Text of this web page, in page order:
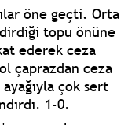
öne geçti. Orta
topu önüne
ederek ceza
çaprazdan ceza
ayağıyla çok sert
1-0.